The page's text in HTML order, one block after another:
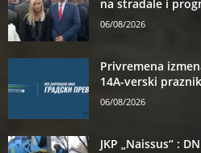
na stradale i
06/08/2026
Privremena
14A-verski
06/08/2026
JKP „Naissus“ :